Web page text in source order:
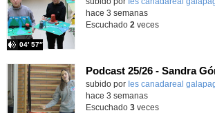
04′ 57″
hace 3 semanas
Escuchado 2 veces
subido por Ies canadareal
hace 3 semanas
Escuchado 3veces